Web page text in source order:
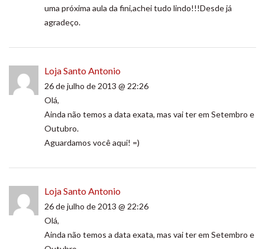
uma próxima aula da fini,achei tudo lindo!!!Desde já
agradeço.
Loja Santo Antonio
26 de julho de 2013 @ 22:26
Olá,
Ainda não temos a data exata, mas vai ter em Setembro e
Outubro.
Aguardamos você aqui! =)
Loja Santo Antonio
26 de julho de 2013 @ 22:26
Olá,
Ainda não temos a data exata, mas vai ter em Setembro e